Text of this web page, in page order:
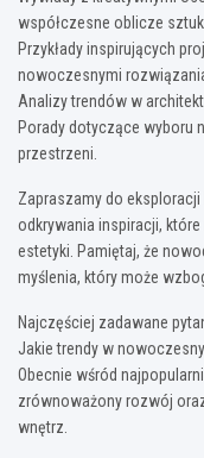
współczesne oblicze
Przykłady inspirujących
nowoczesnymi
Analizy trendów w
Porady dotyczące wyboru
przestrzeni.
Zapraszamy do eksploracji
odkrywania inspiracji,
estetyki. Pamiętaj, że
myślenia, który może
Najczęściej zadawane
Jakie trendy w
Obecnie wśród
zrównoważony rozwój
wnętrz.